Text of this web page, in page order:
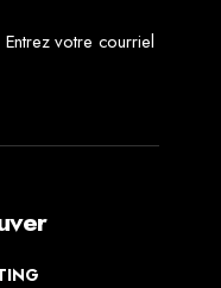
votre courriel